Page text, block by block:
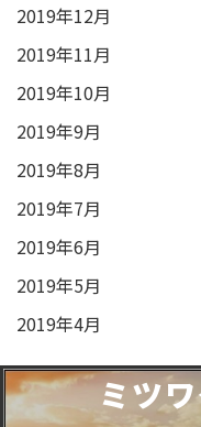
2019年12月
2019年11月
2019年10月
2019年9月
2019年8月
2019年7月
2019年6月
2019年5月
2019年4月
ミツ